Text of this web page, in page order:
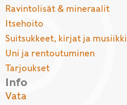
Ravintolisät & mineraalit
Itsehoito
Suitsukkeet, kirjat ja musiikki
Uni ja rentoutuminen
Tarjoukset
Info
Vata